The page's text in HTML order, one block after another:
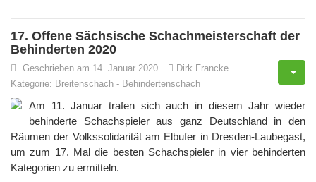
17. Offene Sächsische Schachmeisterschaft der
Behinderten 2020
Geschrieben am 14. Januar 2020
Dirk Francke
Kategorie: Breitenschach - Behindertenschach
Am 11. Januar trafen sich auch in diesem Jahr wieder
behinderte Schachspieler aus ganz Deutschland in den
Räumen der Volkssolidarität am Elbufer in Dresden-Laubegast,
um zum 17. Mal die besten Schachspieler in vier behinderten
Kategorien zu ermitteln.